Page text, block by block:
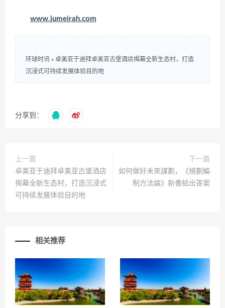
www.jumeirah.com
环球时讯 » 卓美亚于迪拜卓美亚古堡酒店揭幕全新生态村，打造
沉浸式可持续发展体验目的地
分享到：
上一篇
卓美亚于迪拜卓美亚古堡酒店
揭幕全新生态村，打造沉浸式
可持续发展体验目的地
下一篇
如何做好未來謀劃，《規劃編
制方法論》新書給出答案
相关推荐